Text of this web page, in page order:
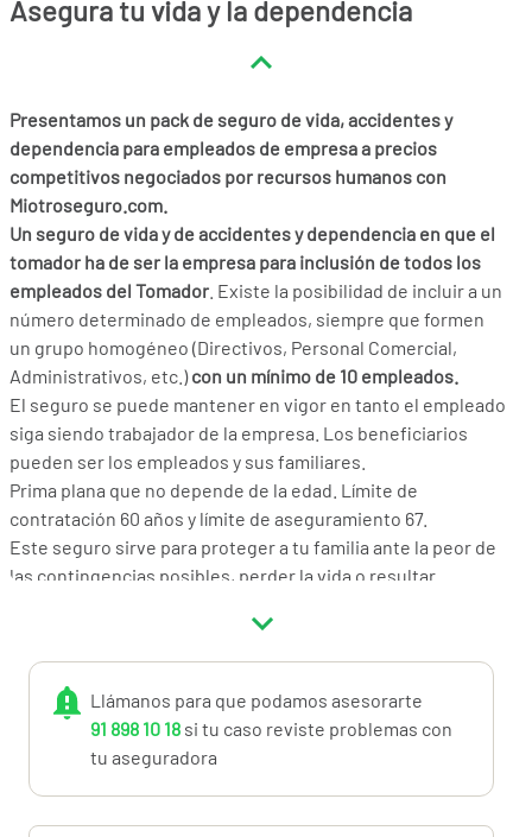
Asegura tu vida y la dependencia
Presentamos un pack de seguro de vida, accidentes y
dependencia para empleados de empresa a precios
competitivos negociados por recursos humanos con
Miotroseguro.com.
Un seguro de vida y de accidentes y dependencia en que el
tomador ha de ser la empresa para inclusión de todos los
empleados del Tomador . Existe la posibilidad de incluir a un
número determinado de empleados, siempre que formen
un grupo homogéneo (Directivos, Personal Comercial,
Administrativos, etc.)con un mínimo de 10 empleados.
El seguro se puede mantener en vigor en tanto el empleado
siga siendo trabajador de la empresa. Los beneficiarios
pueden ser los empleados y sus familiares.
Prima plana que no depende de la edad. Límite de
contratación 60 años y límite de aseguramiento 67.
Este seguro sirve para proteger a tu familia ante la peor de
las contingencias posibles, perder la vida o resultar
sobrevenida, una ayuda para cubrir los gastos generados de
adecuación del hogar a nuestra movilidad, adquisición de
aparatos de apoyo a la autonomía personal, la contratación
de un cuidador o tratamientos médico, etc.
Hemos trabajado para proponerte un seguro realmente
ajustado en precio, con muy bajas comisiones. Opciones de
pago Mensual, Trimestral, Semestral con recargo del 2%,
3% y 3% respectivamente.
Llámanos para que podamos asesorarte
91 898 10 18 si tu caso reviste problemas con
tu aseguradora